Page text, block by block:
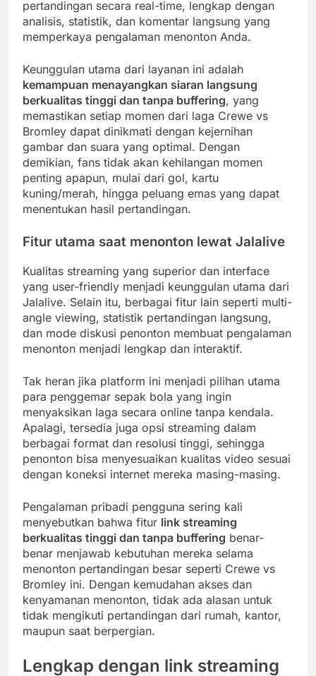
pertandingan secara real-time, lengkap dengan
analisis, statistik, dan komentar langsung yang
memperkaya pengalaman menonton Anda.
Keunggulan utama dari layanan ini adalah
kemampuan menayangkan siaran langsung
berkualitas tinggi dan tanpa buffering, yang
memastikan setiap momen dari laga Crewe vs
Bromley dapat dinikmati dengan kejernihan
gambar dan suara yang optimal. Dengan
demikian, fans tidak akan kehilangan momen
penting apapun, mulai dari gol, kartu
kuning/merah, hingga peluang emas yang dapat
menentukan hasil pertandingan.
Fitur utama saat menonton lewat Jalalive
Kualitas streaming yang superior dan interface
yang user-friendly menjadi keunggulan utama dari
Jalalive. Selain itu, berbagai fitur lain seperti multi-
angle viewing, statistik pertandingan langsung,
dan mode diskusi penonton membuat pengalaman
menonton menjadi lengkap dan interaktif.
Tak heran jika platform ini menjadi pilihan utama
para penggemar sepak bola yang ingin
menyaksikan laga secara online tanpa kendala.
Apalagi, tersedia juga opsi streaming dalam
berbagai format dan resolusi tinggi, sehingga
penonton bisa menyesuaikan kualitas video sesuai
dengan koneksi internet mereka masing-masing.
Pengalaman pribadi pengguna sering kali
menyebutkan bahwa fitur link streaming
berkualitas tinggi dan tanpa buffering benar-
benar menjawab kebutuhan mereka selama
menonton pertandingan besar seperti Crewe vs
Bromley ini. Dengan kemudahan akses dan
kenyamanan menonton, tidak ada alasan untuk
tidak mengikuti pertandingan dari rumah, kantor,
maupun saat berpergian.
Lengkap dengan link streaming